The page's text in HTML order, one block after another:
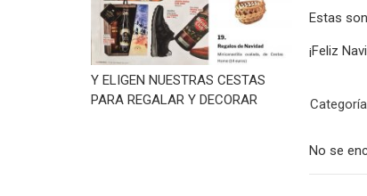
Y ELIGEN NUESTRAS CESTAS
PARA REGALAR Y DECORAR
Estas
¡Feliz
No se